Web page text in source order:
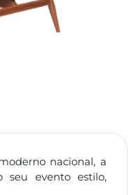
nacional, a
seu evento estilo,